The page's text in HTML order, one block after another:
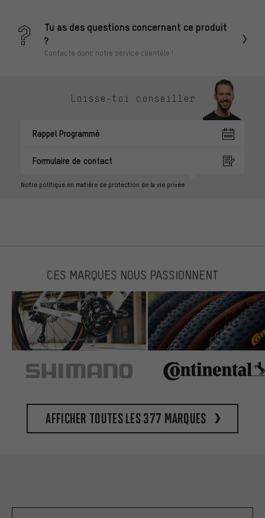
Tu as des questions concernant ce produit
?
Contacte donc notre service clientèle !
Laisse-toi conseiller
Rappel Programmé
Formulaire de contact
Notre politique en matière de protection de la vie privée
CES MARQUES NOUS PASSIONNENT
Afficher toutes les 377 marques